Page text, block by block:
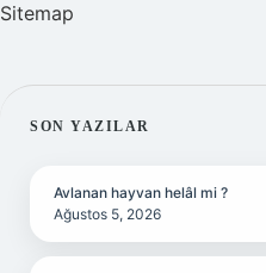
Sitemap
SIDEBAR
SON YAZILAR
Avlanan hayvan helâl mi ?
Ağustos 5, 2026